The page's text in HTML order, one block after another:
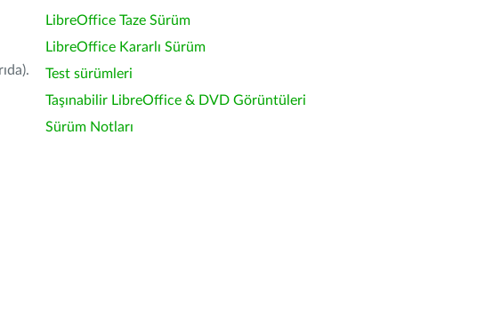
LibreOffice Taze Sürüm
LibreOffice Kararlı Sürüm
Test sürümleri
Taşınabilir LibreOffice & DVD Görüntüleri
Sürüm Notları